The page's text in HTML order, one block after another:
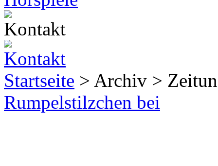
Startseite > Archiv >
Rumpelstilzchen bei